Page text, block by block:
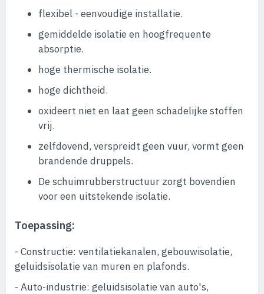
flexibel - eenvoudige installatie.
gemiddelde isolatie en hoogfrequente
absorptie.
hoge thermische isolatie.
hoge dichtheid.
oxideert niet en laat geen schadelijke stoffen
vrij.
zelfdovend, verspreidt geen vuur, vormt geen
brandende druppels.
De schuimrubberstructuur zorgt bovendien
voor een uitstekende isolatie.
Toepassing:
- Constructie: ventilatiekanalen, gebouwisolatie,
geluidsisolatie van muren en plafonds.
- Auto-industrie: geluidsisolatie van auto's,